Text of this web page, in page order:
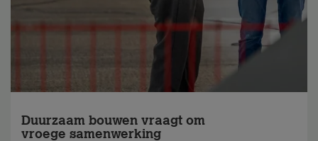
Duurzaam bouwen vraagt om
vroege samenwerking